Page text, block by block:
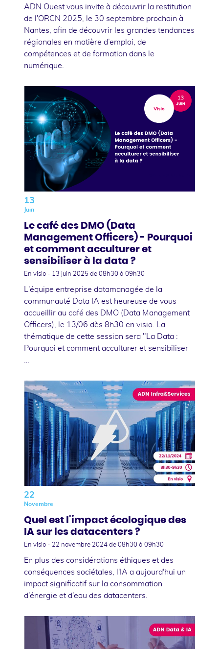
ADN Ouest vous invite à découvrir la restitution
de l'ORCN 2025, le 30 septembre prochain à
Nantes, afin de découvrir les grandes tendances
régionales en matière d’emploi, de
compétences et de formation dans le
numérique.
13
Juin
Le café des DMO (Data
Management Officers) - Pourquoi
et comment acculturer et
sensibiliser à la data ?
En visio - 13 juin 2025 de 08h30 à 09h30
L'équipe entreprise datamanagée de la
communauté Data IA est heureuse de vous
accueillir au café des DMO (Data Management
Officers), le 13/06 dès 8h30 en visio. La
thématique de cette session sera "La Data :
Pourquoi et comment acculturer et sensibiliser
22
Novembre
Quel est l'impact écologique des
IA sur les datacenters ?
En visio - 22 novembre 2024 de 08h30 à 09h30
En plus des considérations éthiques et des
conséquences sociétales, l'IA a aujourd'hui un
impact significatif sur la consommation
d'énergie et d'eau des datacenters.